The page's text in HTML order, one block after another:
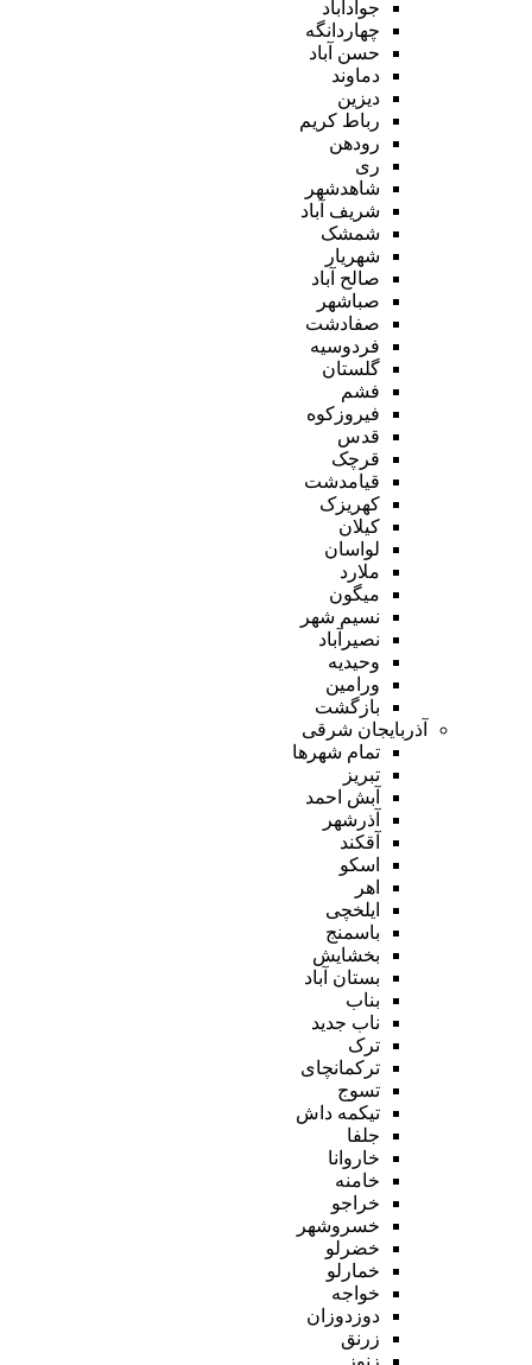
جوادآباد
چهاردانگه
حسن آباد
دماوند
دیزین
رباط کریم
رودهن
ری
شاهدشهر
شریف آباد
شمشک
شهریار
صالح آباد
صباشهر
صفادشت
فردوسیه
گلستان
فشم
فیروزکوه
قدس
قرچک
قیامدشت
کهریزک
کیلان
لواسان
ملارد
میگون
نسیم شهر
نصیرآباد
وحیدیه
ورامین
بازگشت
آذربایجان شرقی
تمام شهر‌ها
تبریز
آبش احمد
آذرشهر
آقکند
اسکو
اهر
ایلخچی
باسمنج
بخشایش
بستان آباد
بناب
ناب جدید
ترک
ترکمانچای
تسوج
تیکمه داش
جلفا
خاروانا
خامنه
خراجو
خسروشهر
خضرلو
خمارلو
خواجه
دوزدوزان
زرنق
زنوز